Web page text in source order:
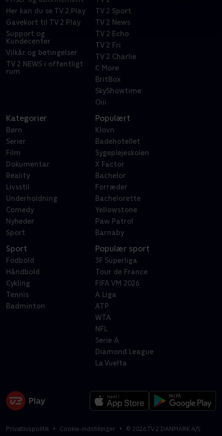
Her kan du se TV 2 Play
Gavekort til TV 2 Play
Support og
Kundecenter
Vilkår og betingelser
TV 2 NEWS i offentligt
rum
TV 2 Sport
TV 2 News
TV 2 Echo
TV 2 Fri
TV 2 Charlie
C More
BritBox
SkyShowtime
Oiii
Kategorier
Børn
Serier
Film
Dokumentar
Reality
Livsstil
Underholdning
Comedy
Nyheder
Sport
Populært
Klovn
Badehotellet
Sygeplejeskolen
X Factor
Bachelor
Forræder
Bachelorette
Yellowstone
Paw Patrol
Barnaby
Sport
Fodbold
Håndbold
Cykling
Tennis
Badminton
Populær sport
3F Superliga
Tour de France
FIFA VM 2026
A Liga
ATP
WTA
NFL
Serie A
Diamond League
La Vuelta
Privatlivspolitik Cookie-indstillinger © 2026TV 2 DANMARK A/S